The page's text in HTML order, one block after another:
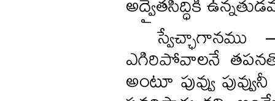
స్వేచ్ఛాగానము
ఎగిరిపోవాలనే
అంటూ పువ్వు